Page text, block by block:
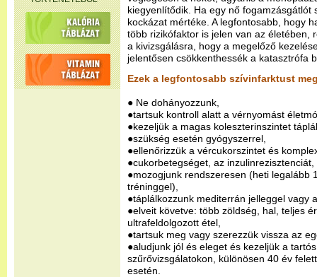
kiegyenlítődik. Ha egy nő fogamzásgátlót
kockázat mértéke. A legfontosabb, hogy
több rizikófaktor is jelen van az életében,
a kivizsgálásra, hogy a megelőző
jelentősen csökkenthessék a katasztrófa
Ezek a legfontosabb szívinfarktust
● Ne dohányozzunk,
●tartsuk kontroll alatt a vérnyomást
●kezeljük a magas koleszterinszintet
●szükség esetén gyógyszerrel,
●ellenőrizzük a vércukorszintet és
●cukorbetegséget, az inzulinrezisztenciát,
●mozogjunk rendszeresen (heti legalább
tréninggel),
●táplálkozzunk mediterrán jelleggel vagy
●elveit követve: több zöldség, hal, teljes
ultrafeldolgozott étel,
●tartsuk meg vagy szerezzük vissza az
●aludjunk jól és eleget és kezeljük a
szűrővizsgálatokon, különösen 40 év
esetén.